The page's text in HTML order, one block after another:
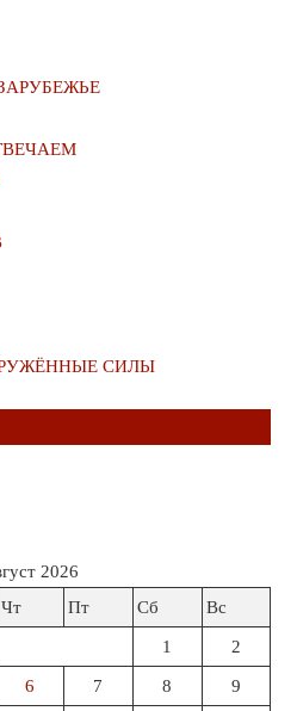
СИЛЫ
2026
Чт Пт Сб Вс
1 2
6 7 8 9